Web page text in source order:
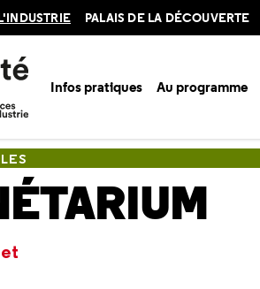
PALAIS DE LA DÉCOUVERTE
Infos pratiques Au programme